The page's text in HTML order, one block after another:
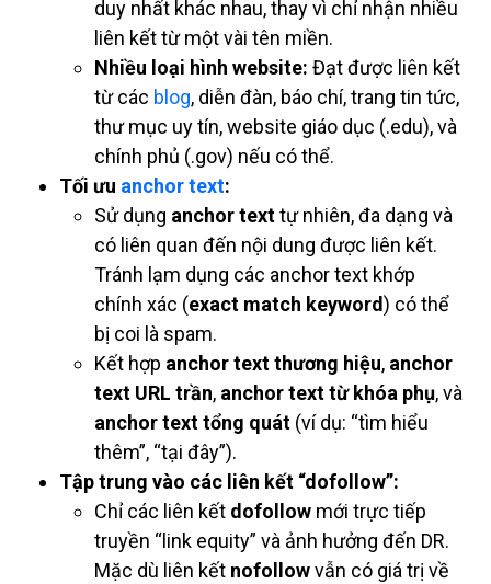
duy nhất khác nhau, thay vì chỉ nhận nhiều
liên kết từ một vài tên miền.
Nhiều loại hình website: Đạt được liên kết
từ các blog, diễn đàn, báo chí, trang tin tức,
thư mục uy tín, website giáo dục (.edu), và
chính phủ (.gov) nếu có thể.
Tối ưu anchor text:
Sử dụng anchor texttự nhiên, đa dạng và
có liên quan đến nội dung được liên kết.
Tránh lạm dụng các anchor text khớp
chính xác (exact match keyword) có thể
bị coi là spam.
Kết hợp anchor text thương hiệu, anchor
text URL trần, anchor text từ khóa phụ, và
anchor text tổng quát (ví dụ: “tìm hiểu
thêm”, “tại đây”).
Tập trung vào các liên kết “dofollow”:
Chỉ các liên kết dofollow mới trực tiếp
truyền “link equity” và ảnh hưởng đến DR.
Mặc dù liên kết nofollowvẫn có giá trị về